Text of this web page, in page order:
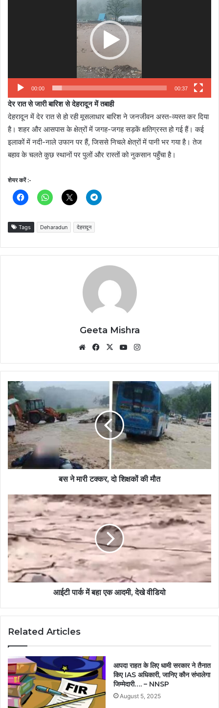
00:00 00:37
देर रात से जारी बारिश से देहरादून में तबाही
देहरादून में देर रात से हो रही मूसलाधार बारिश ने जनजीवन अस्त-व्यस्त कर दिया
है। शहर और आसपास के क्षेत्रों में जगह-जगह सड़कें क्षतिग्रस्त हो गई हैं। कई
इलाकों में नदी-नाले उफान पर हैं, जिससे निचले क्षेत्रों में पानी भर गया है। तेज
बहाव के चलते कुछ स्थानों पर पुलों और रास्तों को नुकसान पहुँचा है।
शेयर करें :-
Tags Deharadun देहरादून
Geeta Mishra
WebsiteFacebook
X YouTube
बस ने मारी टक्कर, दो शिक्षकों की मौत
आईटी पार्क में बहा एक आदमी, देखे वीडियो
Related Articles
आपदा राहत के लिए धामी सरकार ने तैनात
किए IAS अधिकारी, जानिए कौन संभालेगा
जिम्मेदारी…. – NNSP
August 5, 2025